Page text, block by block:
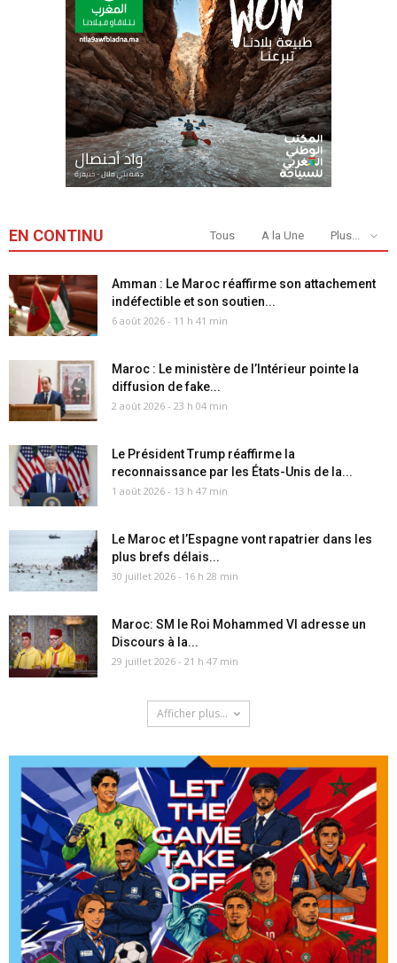
EN CONTINU Tous A la Une Plus...
Amman : Le Maroc réaffirme son attachement
indéfectible et son soutien...
6 août 2026 - 11 h 41 min
Maroc : Le ministère de l’Intérieur pointe la
diffusion de fake...
2 août 2026 - 23 h 04 min
Le Président Trump réaffirme la
reconnaissance par les États-Unis de la...
1 août 2026 - 13 h 47 min
Le Maroc et l’Espagne vont rapatrier dans les
plus brefs délais...
30 juillet 2026 - 16 h 28 min
Maroc: SM le Roi Mohammed VI adresse un
Discours à la...
29 juillet 2026 - 21 h 47 min
Afficher plus...